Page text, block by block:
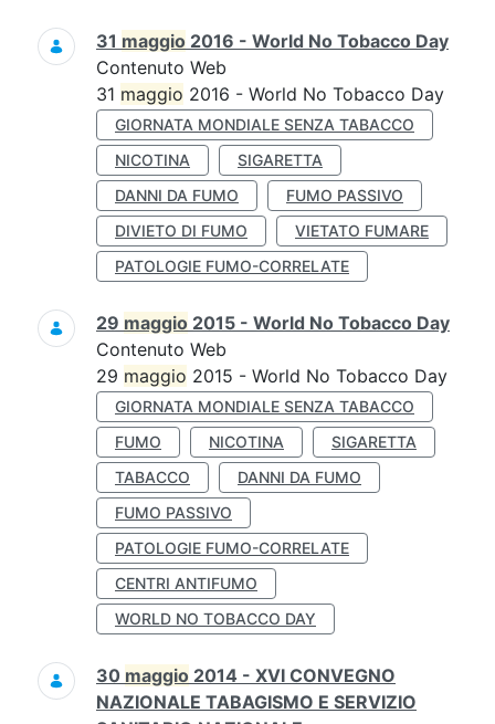
Ricerca
31 maggio 2016 - World No Tobacco Day
Contenuto Web
31 maggio 2016 - World No Tobacco Day
GIORNATA MONDIALE SENZA TABACCO
NICOTINA
SIGARETTA
DANNI DA FUMO
FUMO PASSIVO
DIVIETO DI FUMO
VIETATO FUMARE
PATOLOGIE FUMO-CORRELATE
29 maggio 2015 - World No Tobacco Day
Contenuto Web
29 maggio 2015 - World No Tobacco Day
GIORNATA MONDIALE SENZA TABACCO
FUMO
NICOTINA
SIGARETTA
TABACCO
DANNI DA FUMO
FUMO PASSIVO
PATOLOGIE FUMO-CORRELATE
CENTRI ANTIFUMO
WORLD NO TOBACCO DAY
30 maggio 2014 - XVI CONVEGNO
NAZIONALE TABAGISMO E SERVIZIO